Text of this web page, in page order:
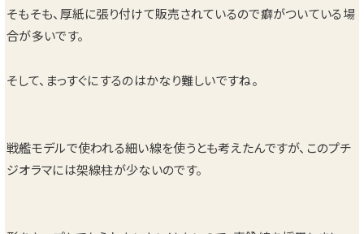
そもそも、厚紙に張り付けて販売されているので癖がついている場
合が多いです。
そして、まっすぐにするのはかなり難しいですね。
戦艦モデルで使われる細い線を使うとも考えたんですが、このプチ
ジオラマには架線柱が少ないのです。